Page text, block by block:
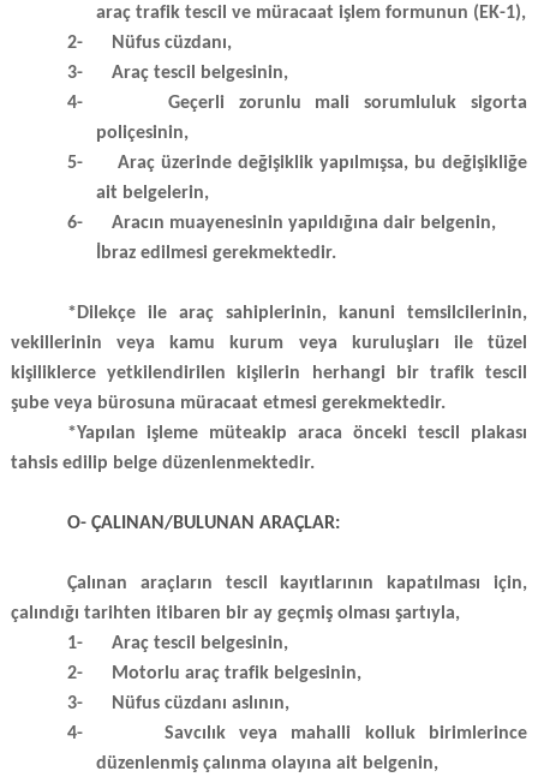
araç trafik tescil ve müracaat işlem formunun (EK-1),
2-
Nüfus cüzdanı,
3-
Araç tescil belgesinin,
4-
Geçerli zorunlu mali sorumluluk sigorta
poliçesinin,
5-
Araç üzerinde değişiklik yapılmışsa, bu değişikliğe
ait belgelerin,
6-
Aracın muayenesinin yapıldığına dair belgenin,
İbraz edilmesi gerekmektedir.
*Dilekçe ilearaç sahiplerinin, kanuni temsilcilerinin,
vekillerinin veya kamu kurum veya kuruluşları ile tüzel
kişiliklerce yetkilendirilen kişilerin herhangi bir trafik tescil
şube veya bürosuna müracaat etmesi gerekmektedir.
*Yapılan işleme müteakip araca önceki tescil plakası
tahsis edilip belge düzenlenmektedir.
O- ÇALINAN/BULUNAN ARAÇLAR:
Çalınan araçların tescil kayıtlarının kapatılması için,
çalındığı tarihten itibaren bir ay geçmiş olması şartıyla,
1-
Araç tescil belgesinin,
2-
Motorlu araç trafik belgesinin,
3-
Nüfus cüzdanı aslının,
4-
Savcılık veya mahalli kolluk birimlerince
düzenlenmiş çalınma olayına ait belgenin,